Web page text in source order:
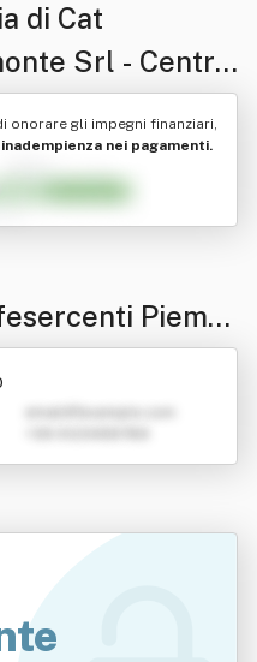
di Cat
Srl - Centro
Alle Imprese
onorare gli impegni finanziari,
nei pagamenti.
Piemo
Tecnic